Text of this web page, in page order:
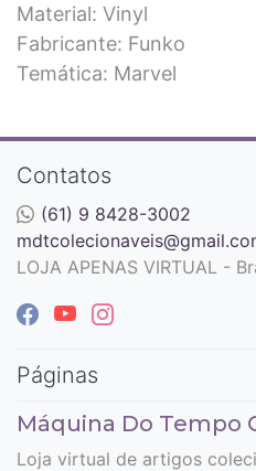
Material: Vinyl
Fabricante: Funko
Temática: Marvel
Contatos
(61) 9 8428-3002
LOJA APENAS VIRTUAL -
Páginas
Máquina Do Tempo
Loja virtual de artigos